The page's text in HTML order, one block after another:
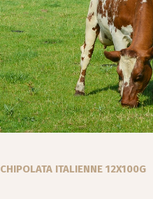
CHIPOLATA ITALIENNE 12X100G